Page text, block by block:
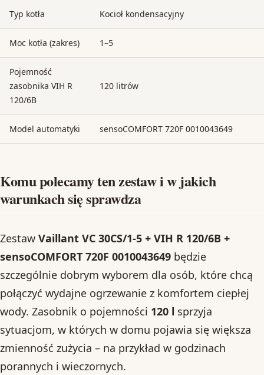
Typ kotła Kocioł kondensacyjny
Moc kotła (zakres) 1–5
Pojemność
zasobnika VIH R
120/6B
120 litrów
Model automatyki sensoCOMFORT 720F 0010043649
Komu polecamy ten zestaw i w jakich
warunkach się sprawdza
Zestaw Vaillant VC 30CS/1-5 + VIH R 120/6B +
sensoCOMFORT 720F 0010043649 będzie
szczególnie dobrym wyborem dla osób, które chcą
połączyć wydajne ogrzewanie z komfortem ciepłej
wody. Zasobnik o pojemności 120 l sprzyja
sytuacjom, w których w domu pojawia się większa
zmienność zużycia – na przykład w godzinach
porannych i wieczornych.